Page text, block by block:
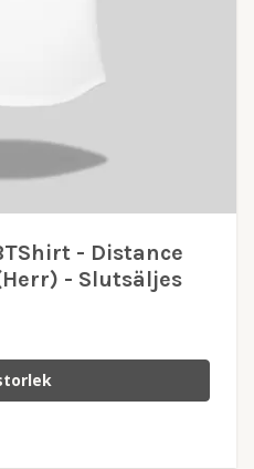
- Distance
- Slutsäljes